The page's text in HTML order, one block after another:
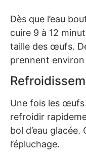
Dès que l’eau
cuire 9 à 12
taille des œufs.
prennent environ
Une fois les
refroidir
bol d’eau
l’épluchage.